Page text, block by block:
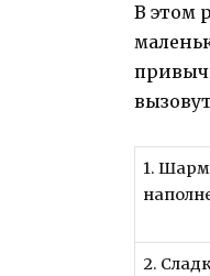
В этом
1.
2.